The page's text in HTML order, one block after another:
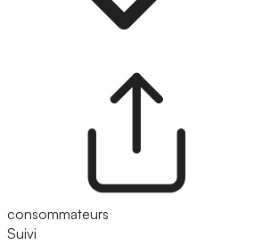
consommateurs
Suivi